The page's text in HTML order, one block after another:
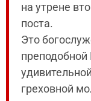
на утрене
поста.
Это
греховной